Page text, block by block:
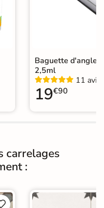
Bleu
33x33 cm
Baguette d'angle
2,5ml
11 avis
19€90
carrelages
: